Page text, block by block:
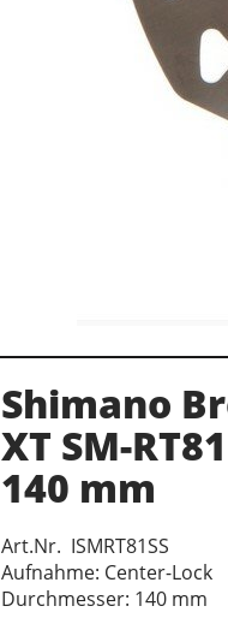
Shimano
XT SM-
140 mm
Art.Nr. ISMRT81SS
Aufnahme: Center-Lock
Durchmesser: 140 mm